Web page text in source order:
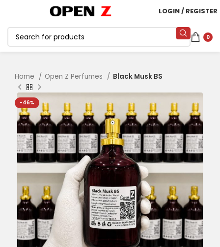
LOGIN / REGISTER
0
Home Open Z Perfumes Black Musk BS
-46%